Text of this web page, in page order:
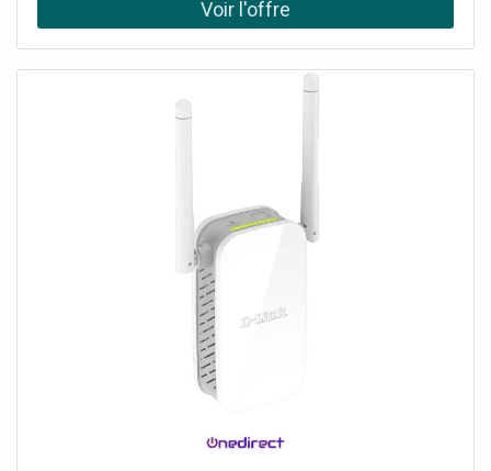
Sécurité avancée : WPA3, VLAN, portail captif, détection
rogue AP Installation rapide : remplacement direct des